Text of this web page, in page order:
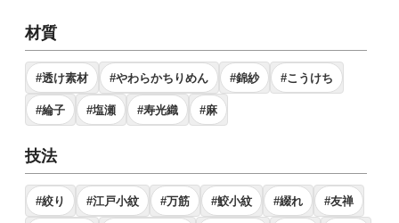
材質
#透け素材 #やわらかちりめん #錦紗 #こうけち
#綸子 #塩瀬 #寿光織 #麻
技法
#絞り #江戸小紋 #万筋 #鮫小紋 #綴れ #友禅